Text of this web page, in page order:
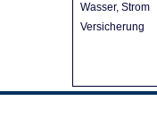
Wasser, Strom
Versicherung